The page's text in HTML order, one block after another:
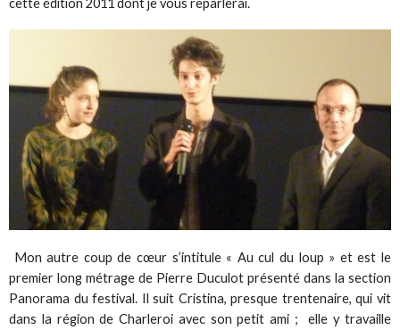
cette édition 2011 dont je vous reparlerai.
Mon autre coup de cœur s’intitule « Au cul du loup » et est le
premier long métrage de Pierre Duculot présenté dans la section
Panorama du festival. Il suit Cristina, presque trentenaire, qui vit
dans la région de Charleroi avec son petit ami ; elle y travaille